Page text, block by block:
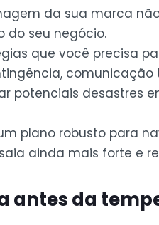
da sua marca
do seu negócio.
que você precisa
potenciais desastres
plano robusto para
ainda mais forte e
antes da